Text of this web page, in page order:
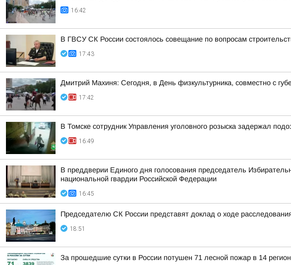
16:42
В ГВСУ СК России состоялось совещание по вопросам
17:43
Дмитрий Махиня: Сегодня, в День физкультурника, совместно с
17:42
В Томске сотрудник Управления уголовного розыска задержал
16:49
В преддверии Единого дня голосования председатель
национальной гвардии Российской Федерации
16:45
Председателю СК России представят доклад о ходе
18:51
За прошедшие сутки в России потушен 71 лесной пожар в 14